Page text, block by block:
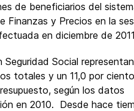
de beneficiarios del
Finanzas y Precios en la
en diciembre de
Social
totales y un 11,0 por
según los datos
en 2010. Desde hace